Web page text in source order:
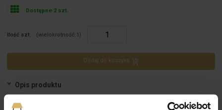
Dostępne 2 szt.
Ilość szt. (wielokrotność:1 )
Dodaj do koszyka
Opis produktu
SUEZ Lampa stojąca zewnętrzna 60 cm tytan